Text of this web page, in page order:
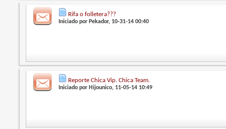
Rifa o folletera???
Iniciado por Pekador, 10-31-14 00:40
Reporte Chica Vip. Chica Team.
Iniciado por Hijounico, 11-05-14 10:49